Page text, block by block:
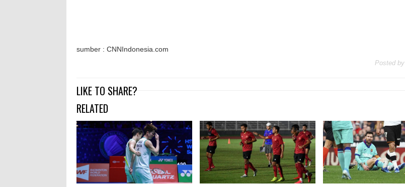
sumber : CNNIndonesia.com
Posted by
LIKE TO SHARE?
RELATED